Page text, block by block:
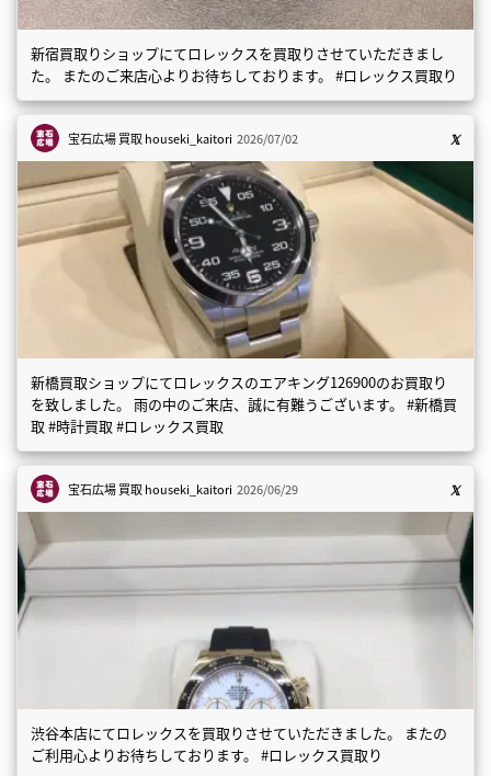
新宿買取りショップにてロレックスを買取りさせていただきまし
た。 またのご来店心よりお待ちしております。 #ロレックス買取り
宝石広場 買取houseki_kaitori 2026/07/02
新橋買取ショップにてロレックスのエアキング126900のお買取り
を致しました。 雨の中のご来店、誠に有難うございます。 #新橋買
取 #時計買取 #ロレックス買取
宝石広場 買取houseki_kaitori 2026/06/29
渋谷本店にてロレックスを買取りさせていただきました。 またの
ご利用心よりお待ちしております。 #ロレックス買取り